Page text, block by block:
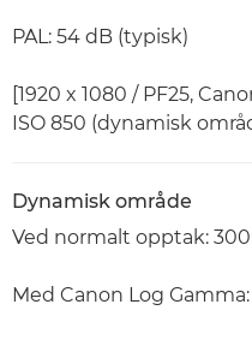
PAL: 54 dB (typisk)
[1920 x 1080 / PF25,
ISO 850 (dynamisk
Dynamisk område
Ved normalt opptak: 300
Med Canon Log